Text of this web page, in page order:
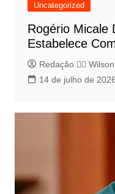
Uncategorized
Rogério Micale
Estabelece
Redação 👨‍⚖️​
14 de julho de 2026